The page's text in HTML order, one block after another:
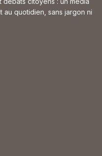
quotidien, sans jargon ni